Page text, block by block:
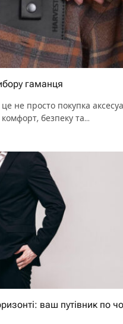
гаманця
не просто покупка
безпеку та…
ваш путівник по